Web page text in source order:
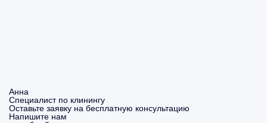
Анна
Специалист по клинингу
Оставьте заявку на бесплатную консультацию
Напишите нам